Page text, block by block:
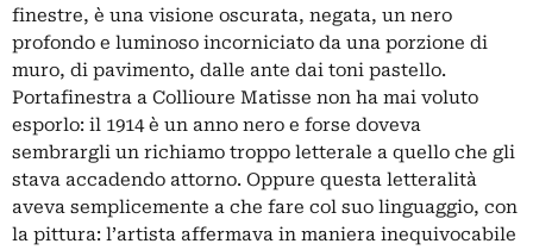
finestre, è una visione oscurata, negata, un nero
profondo e luminoso incorniciato da una porzione di
muro, di pavimento, dalle ante dai toni pastello.
Portafinestra a Collioure Matisse non ha mai voluto
esporlo: il 1914 è un anno nero e forse doveva
sembrargli un richiamo troppo letterale a quello che gli
stava accadendo attorno. Oppure questa letteralità
aveva semplicemente a che fare col suo linguaggio, con
la pittura: l’artista affermava in maniera inequivocabile